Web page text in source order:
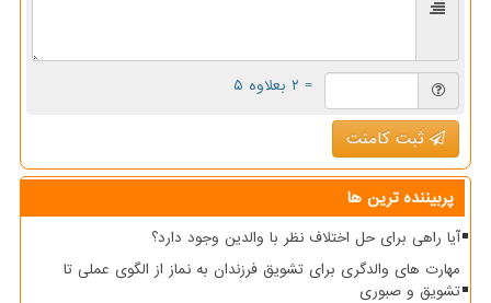
= ۲ بعلاوه ۵
ثبت کامنت
پربیننده ترین ها
آیا راهی برای حل اختلاف نظر با والدین وجود دارد؟
مهارت های والدگری برای تشویق فرزندان به نماز از الگوی عملی تا
تشویق و صبوری